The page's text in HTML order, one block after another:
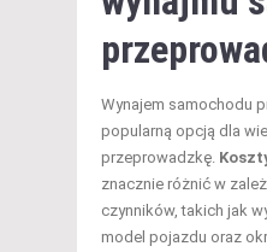
Wynajem samochodu
popularną opcją dla
przeprowadzkę.
znacznie różnić w
czynników, takich jak
model pojazdu oraz